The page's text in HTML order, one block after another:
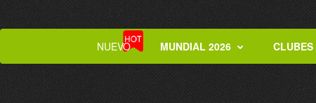
NUEVO MUNDIAL 2026 CLUBES